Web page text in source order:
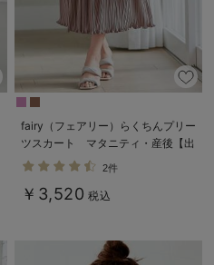
fairy（フェアリー）らくちんプリー
ツスカート マタニティ・産後【出
産後も長く使える】
2件
￥3,520 税込